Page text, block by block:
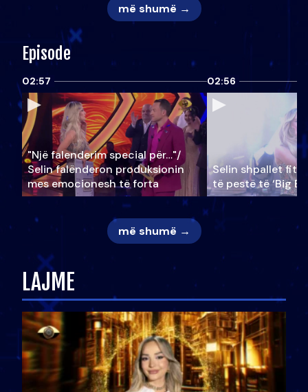
më shumë →
Episode
02:57
"Një falenderim special për…"/
Selin falënderon produksionin
mes emocionesh të forta
02:56
Selin shpallet
të pestë të ‘Big
më shumë →
LAJME